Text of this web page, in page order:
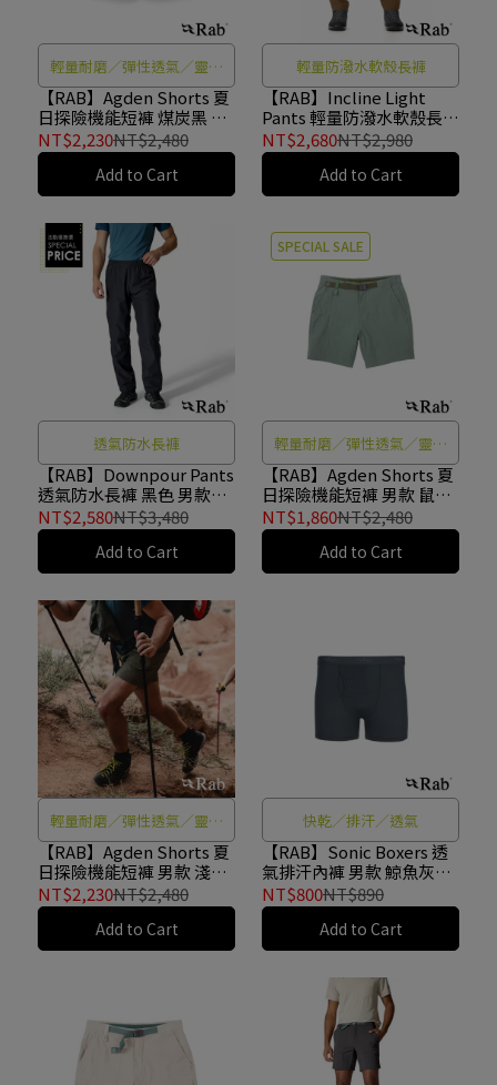
輕量耐磨／彈性透氣／靈活
耐用
【RAB】Agden Shorts 夏
日探險機能短褲 煤炭黑 男
款 #QFW27
NT$2,230NT$2,480
Add to Cart
輕量防潑水軟殼長褲
【RAB】Incline Light
Pants 輕量防潑水軟殼長褲
橡木棕 男款 #QFV05
NT$2,680NT$2,980
Add to Cart
透氣防水長褲
【RAB】Downpour Pants
透氣防水長褲 黑色 男款
#QWI27
NT$2,580NT$3,480
Add to Cart
SPECIAL SALE
輕量耐磨／彈性透氣／靈活
耐用
【RAB】Agden Shorts 夏
日探險機能短褲 男款 鼠尾
草 #QFW27
NT$1,860NT$2,480
Add to Cart
輕量耐磨／彈性透氣／靈活
耐用
【RAB】Agden Shorts 夏
日探險機能短褲 男款 淺卡
其 #QFW27
NT$2,230NT$2,480
Add to Cart
快乾／排汗／透氣
【RAB】Sonic Boxers 透
氣排汗內褲 男款 鯨魚灰
#QBL28
NT$800NT$890
Add to Cart